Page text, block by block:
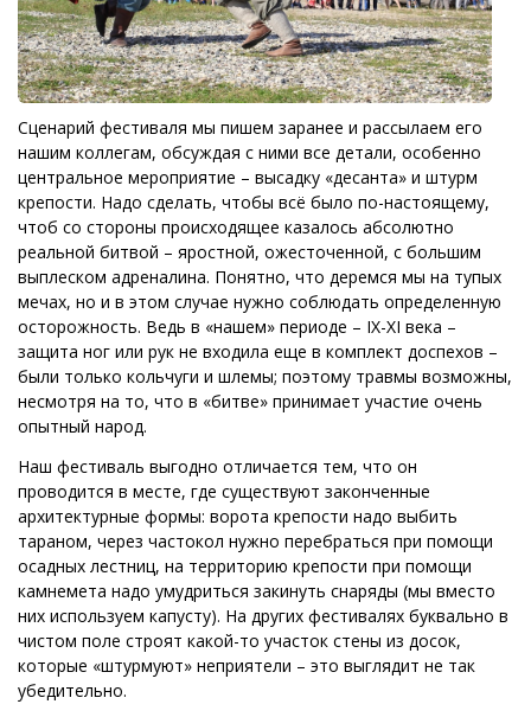
Сценарий фестиваля мы пишем заранее и рассылаем его
нашим коллегам, обсуждая с ними все детали, особенно
центральное мероприятие – высадку «десанта» и штурм
крепости. Надо сделать, чтобы всё было по-настоящему,
чтоб со стороны происходящее казалось абсолютно
реальной битвой – яростной, ожесточенной, с большим
выплеском адреналина. Понятно, что деремся мы на тупых
мечах, но и в этом случае нужно соблюдать определенную
осторожность. Ведь в «нашем» периоде – IX-XI века –
защита ног или рук не входила еще в комплект доспехов –
были только кольчуги и шлемы; поэтому травмы возможны,
несмотря на то, что в «битве» принимает участие очень
опытный народ.
Наш фестиваль выгодно отличается тем, что он
проводится в месте, где существуют законченные
архитектурные формы: ворота крепости надо выбить
тараном, через частокол нужно перебраться при помощи
осадных лестниц, на территорию крепости при помощи
камнемета надо умудриться закинуть снаряды (мы вместо
них используем капусту). На других фестивалях буквально в
чистом поле строят какой-то участок стены из досок,
которые «штурмуют» неприятели – это выглядит не так
убедительно.